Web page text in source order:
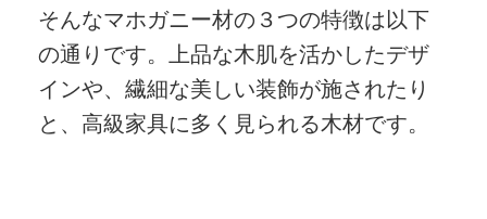
そんなマホガニー材の３つの特徴は以下
の通りです。上品な木肌を活かしたデザ
インや、繊細な美しい装飾が施されたり
と、高級家具に多く見られる木材です。